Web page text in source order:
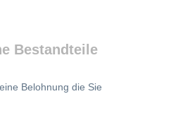
Bestandteile
Belohnung die Sie